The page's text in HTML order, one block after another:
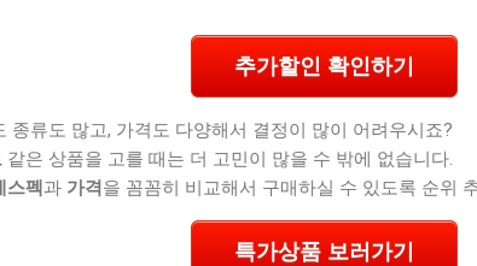
추가할인 확인하기
종류도 많고, 가격도 다양해서 결정이 많이 어려우시죠?
같은 상품을 고를 때는 더 고민이 많을 수 밖에 없습니다.
스펙 과 가격 을 꼼꼼히 비교해서 구매하실 수 있도록 순위
특가상품 보러가기